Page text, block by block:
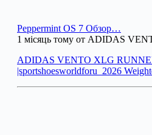
Peppermint OS 7 Обзор…
1 місяць тому от ADIDAS
ADIDAS VENTO XLG
|sportshoesworldforu_2026